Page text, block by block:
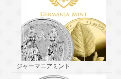
ジャーマニアミント